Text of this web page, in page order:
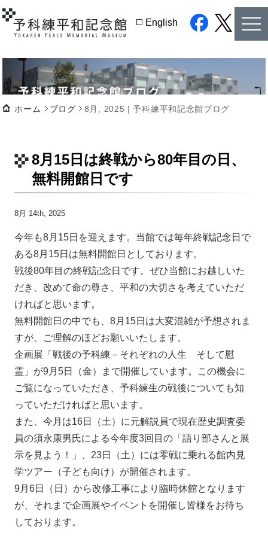
English
twitter
ホーム ブログ 8月, 2025 | 予科練平和記念館ブログ
8月15日は終戦から80年目の日、
無料開館日です
8月 14th, 2025
今年も8月15日を迎えます。当館では毎年終戦記念日で
ある8月15日は無料開館日としております。
戦後80年目の終戦記念日です。ぜひ当館にお越しいた
だき、改めて命の尊さ、平和の大切さを考えていただ
ければと思います。
無料開館日の中でも、8月15日は大変混雑が予想されま
すが、ご理解のほどお願いいたします。
企画展「戦後の予科練－それぞれの人生 そして慰
霊」が9月5日（金）まで開催しています。この機会に
ご覧になっていただき、予科練生の戦後についても知
っていただければと思います。
また、今月は16日（土）に元解説員で現在歴史調査委
員の須永康男氏による今年度3回目の「語り部さんと展
示を見よう！」、23日（土）には零戦に乗れる館内見
学ツアー（子ども向け）が開催されます。
9月6日（日）から改修工事により臨時休館となります
が、それまで企画展やイベントを開催し皆様をお待ち
しております。